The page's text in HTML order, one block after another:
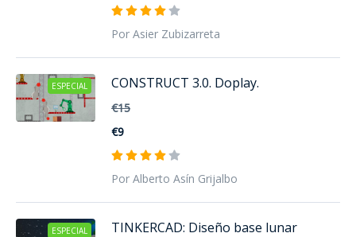
Por Asier Zubizarreta
ESPECIAL CONSTRUCT 3.0. Doplay.
€15
€9
Por Alberto Asín Grijalbo
ESPECIAL TINKERCAD: Diseño base lunar